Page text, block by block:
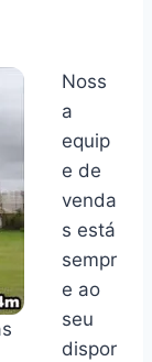
Noss
a
equip
e de
venda
s está
sempr
e ao
seu
dispor